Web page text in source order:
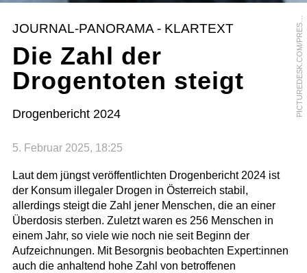
P
S
R
JOURNAL-PANORAMA - KLARTEXT
Die Zahl der
Drogentoten steigt
Drogenbericht 2024
5. Februar 2025, 18:25
Laut dem jüngst veröffentlichten Drogenbericht 2024 ist
der Konsum illegaler Drogen in Österreich stabil,
allerdings steigt die Zahl jener Menschen, die an einer
Überdosis sterben. Zuletzt waren es 256 Menschen in
einem Jahr, so viele wie noch nie seit Beginn der
Aufzeichnungen. Mit Besorgnis beobachten Expert:innen
auch die anhaltend hohe Zahl von betroffenen